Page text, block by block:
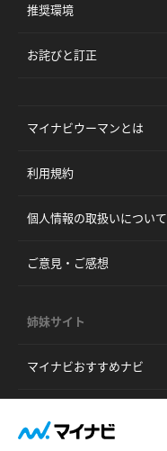
推奨環境
お詫びと訂正
マイナビウーマンとは
利用規約
個人情報の取扱いについて
ご意見・ご感想
姉妹サイト
マイナビおすすめナビ